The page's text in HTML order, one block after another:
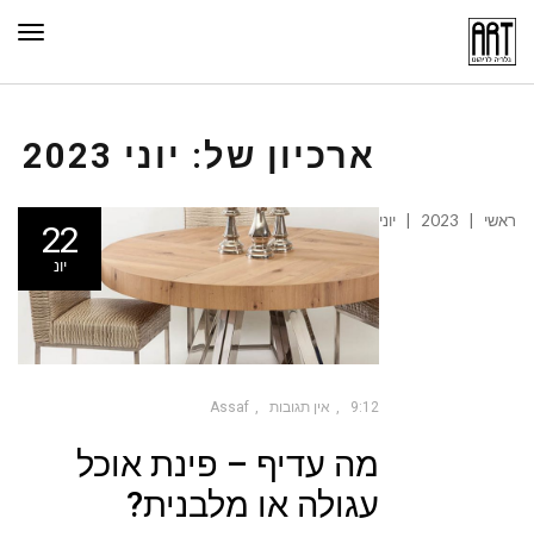
ראשי 2023 יוני
ארכיון של: יוני 2023
22
יונ
9:12 אין תגובות Assaf
מה עדיף – פינת אוכל
עגולה או מלבנית?